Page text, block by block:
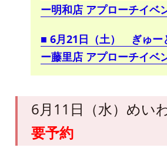
ー明和店 アプローチイベ
■ 6月21日（土） ぎゅー
ー藤里店 アプローチイベ
6月11日（水）めい
要予約